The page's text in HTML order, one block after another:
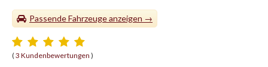
Passende Fahrzeuge
(3 Kundenbewertungen )